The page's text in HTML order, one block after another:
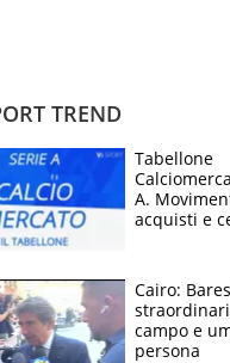
TREND
Tabellone
A.
acquisti e
Cairo:
campo e
persona